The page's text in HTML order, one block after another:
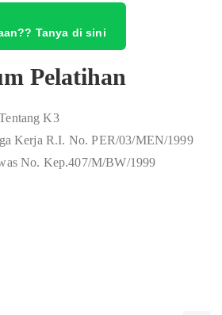
Tanya di sini
Pelatihan
K3
Kerja R.I. No. PER/03/MEN/1999
No. Kep.407/M/BW/1999